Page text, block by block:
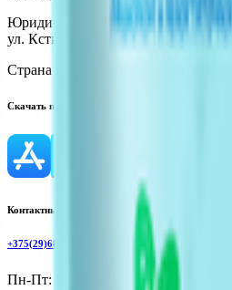
Юридический адрес:23001,
ул. Кстинская, 1
Страна производства:
Скачать приложение
Контактный телефон
+375(29)6875999
Пн-Пт: 8:00 - 17:00